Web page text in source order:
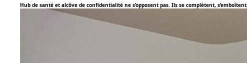
Hub de santé et alcôve de confidentialité ne s’opposent pas. Ils se complètent,